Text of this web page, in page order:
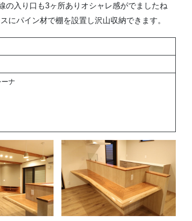
の入り口も3ヶ所ありオシャレ感がでましたね
を設置し沢山収納できます。
ナ